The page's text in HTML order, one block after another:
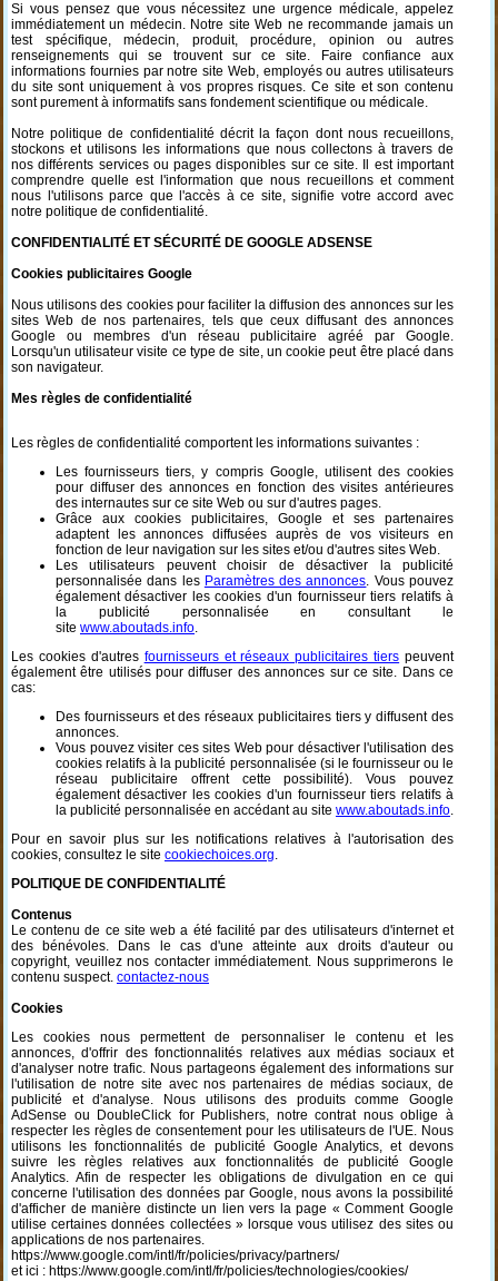
Si vous pensez que vous nécessitez une urgence médicale, appelez
immédiatement un médecin. Notre site Web ne recommande jamais un
test spécifique, médecin, produit, procédure, opinion ou autres
renseignements qui se trouvent sur ce site. Faire confiance aux
informations fournies par notre site Web, employés ou autres utilisateurs
du site sont uniquement à vos propres risques. Ce site et son contenu
sont purement à informatifs sans fondement scientifique ou médicale.
Notre politique de confidentialité décrit la façon dont nous recueillons,
stockons et utilisons les informations que nous collectons à travers de
nos différents services ou pages disponibles sur ce site. Il est important
comprendre quelle est l'information que nous recueillons et comment
nous l'utilisons parce que l'accès à ce site, signifie votre accord avec
notre politique de confidentialité.
CONFIDENTIALITÉ ET SÉCURITÉ DE GOOGLE ADSENSE
Cookies publicitaires Google
Nous utilisons des cookies pour faciliter la diffusion des annonces sur les
sites Web de nos partenaires, tels que ceux diffusant des annonces
Google ou membres d'un réseau publicitaire agréé par Google.
Lorsqu'un utilisateur visite ce type de site, un cookie peut être placé dans
son navigateur.
Mes règles de confidentialité
Les règles de confidentialité comportent les informations suivantes :
Les fournisseurs tiers, y compris Google, utilisent des cookies
pour diffuser des annonces en fonction des visites antérieures
des internautes sur ce site Web ou sur d'autres pages.
Grâce aux cookies publicitaires, Google et ses partenaires
adaptent les annonces diffusées auprès de vos visiteurs en
fonction de leur navigation sur les sites et/ou d'autres sites Web.
Les utilisateurs peuvent choisir de désactiver la publicité
personnalisée dans les Paramètres des annonces. Vous pouvez
également désactiver les cookies d'un fournisseur tiers relatifs à
la publicité personnalisée en consultant le
site www.aboutads.info.
Les cookies d'autres fournisseurs et réseaux publicitaires tiers peuvent
également être utilisés pour diffuser des annonces sur ce site. Dans ce
cas:
Des fournisseurs et des réseaux publicitaires tiers y diffusent des
annonces.
Vous pouvez visiter ces sites Web pour désactiver l'utilisation des
cookies relatifs à la publicité personnalisée (si le fournisseur ou le
réseau publicitaire offrent cette possibilité). Vous pouvez
également désactiver les cookies d'un fournisseur tiers relatifs à
la publicité personnalisée en accédant au site www.aboutads.info.
Pour en savoir plus sur les notifications relatives à l'autorisation des
cookies, consultez le site cookiechoices.org.
POLITIQUE DE CONFIDENTIALITÉ
Contenus
Le contenu de ce site web a été facilité par des utilisateurs d'internet et
des bénévoles. Dans le cas d'une atteinte aux droits d'auteur ou
copyright, veuillez nos contacter immédiatement. Nous supprimerons le
contenu suspect. contactez-nous
Cookies
Les cookies nous permettent de personnaliser le contenu et les
annonces, d'offrir des fonctionnalités relatives aux médias sociaux et
d'analyser notre trafic. Nous partageons également des informations sur
l'utilisation de notre site avec nos partenaires de médias sociaux, de
publicité et d'analyse. Nous utilisons des produits comme Google
AdSense ou DoubleClick for Publishers, notre contrat nous oblige à
respecter les règles de consentement pour les utilisateurs de l'UE. Nous
utilisons les fonctionnalités de publicité Google Analytics, et devons
suivre les règles relatives aux fonctionnalités de publicité Google
Analytics. Afin de respecter les obligations de divulgation en ce qui
concerne l'utilisation des données par Google, nous avons la possibilité
d'afficher de manière distincte un lien vers la page « Comment Google
utilise certaines données collectées » lorsque vous utilisez des sites ou
applications de nos partenaires.
https://www.google.com/intl/fr/policies/privacy/partners/
et ici : https://www.google.com/intl/fr/policies/technologies/cookies/